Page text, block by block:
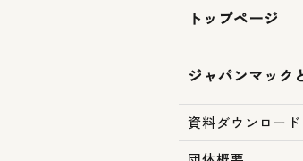
トップページ
ジャパンマック
資料ダウンロード